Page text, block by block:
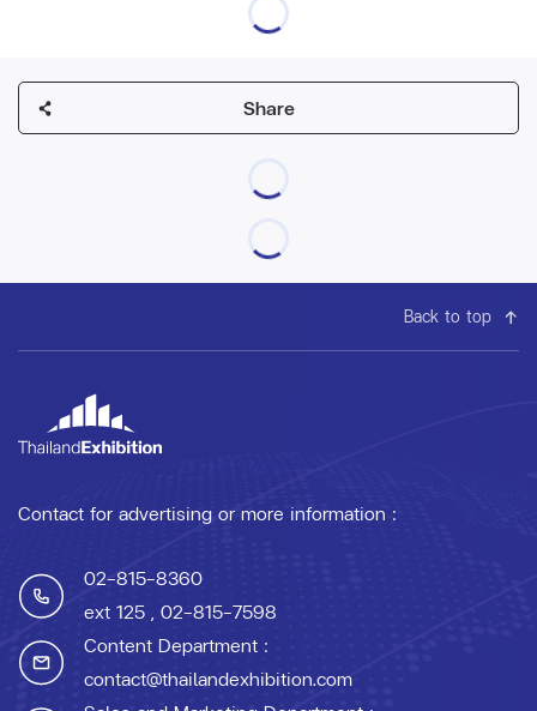
Share
Back to top
Contact for advertising or more information :
02-815-8360
ext 125 , 02-815-7598
Content Department :
contact@thailandexhibition.com